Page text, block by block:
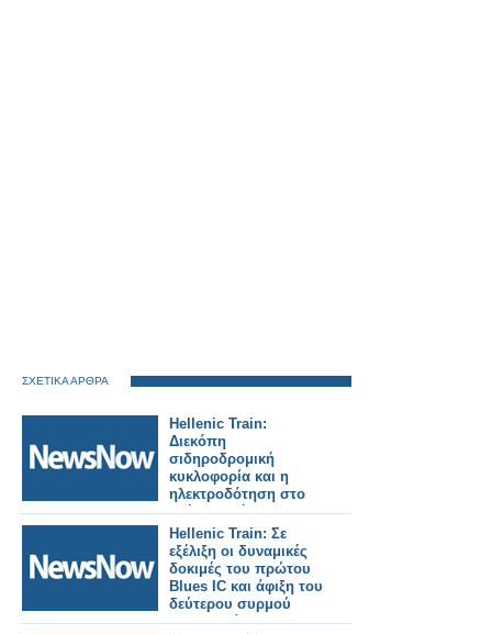
ΣΧΕΤΙΚΑ ΑΡΘΡΑ
Hellenic Train:
Διεκόπη
σιδηροδρομική
κυκλοφορία και η
ηλεκτροδότηση στο
τμήμα Οινόη –
Χαλκίδα, εξαιτίας
πυρκαγιάς.
Hellenic Train: Σε
εξέλιξη οι δυναμικές
δοκιμές του πρώτου
Blues IC και άφιξη του
δεύτερου συρμού
στην Ελλάδα.